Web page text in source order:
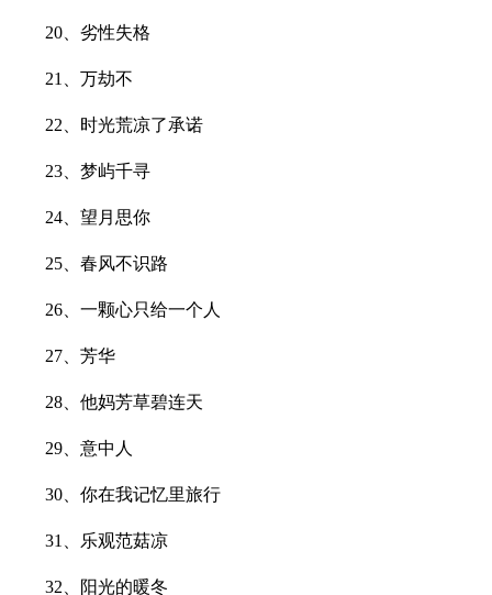
20、劣性失格
21、万劫不
22、时光荒凉了承诺
23、梦屿千寻
24、望月思你
25、春风不识路
26、一颗心只给一个人
27、芳华
28、他妈芳草碧连天
29、意中人
30、你在我记忆里旅行
31、乐观范菇凉
32、阳光的暖冬